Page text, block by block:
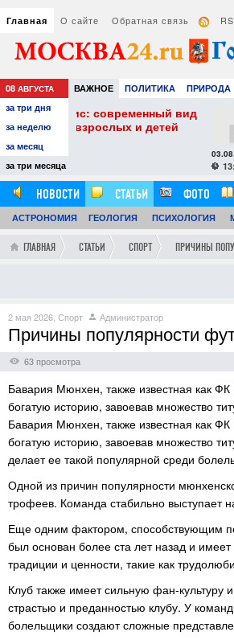
Главная О сайте Обратная связь
08 АВГУСТА ВАЖНОЕ ПОЛИТИКА ПРИРОДА
ТЕХНОЛОГИИ
за три дня
за неделю
за месяц
за три месяца
вид
и детей
Как
воздуха:
НОВОСТИ СТАТЬИ ФОТО
ОБЗОРЫ
ВИДЕОРЕПОРТАЖИ
АСТРОНОМИЯ ГЕОЛОГИЯ ПСИХОЛОГИЯ
ГЛАВНАЯ СТАТЬИ СПОРТ ПРИЧИНЫ
2 мая 2026, Спорт Администратор
Причины популярности
63 просмотра
Бавария Мюнхен, также известная как
богатую историю, завоевав множество
Бавария Мюнхен, также известная как
богатую историю, завоевав множество
делает ее такой популярной среди
Одной из причин популярности
трофеев. Команда стабильно выступает
Еще одним фактором, способствующим
был основан более ста лет назад и
традиции и ценности, такие как
Клуб также имеет сильную фан-культуру
страстью и преданностью клубу. У
болельщики создают сложные